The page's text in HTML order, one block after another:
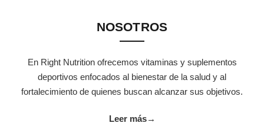
NOSOTROS
En Right Nutrition ofrecemos vitaminas y suplementos
deportivos enfocados al bienestar de la salud y al
fortalecimiento de quienes buscan alcanzar sus objetivos.
Leer más→